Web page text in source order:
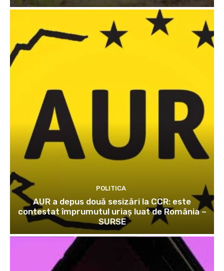
POLITICA
AUR a depus două sesizări la CCR: este
contestat împrumutul uriaș luat de România –
SURSE